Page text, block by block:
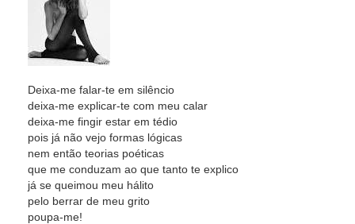
Deixa-me falar-te em silêncio
deixa-me explicar-te com meu calar
deixa-me fingir estar em tédio
pois já não vejo formas lógicas
nem então teorias poéticas
que me conduzam ao que tanto te explico
já se queimou meu hálito
pelo berrar de meu grito
poupa-me!